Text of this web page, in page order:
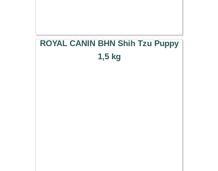
7.00 €
ROYAL CANIN BHN Shih Tzu Puppy
1,5 kg